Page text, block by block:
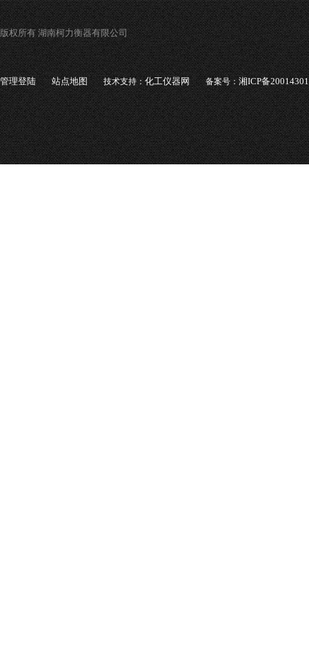
版权所有 湖南柯力衡器有限公司
管理登陆 站点地图 技术支持：化工仪器网 备案号：湘ICP备